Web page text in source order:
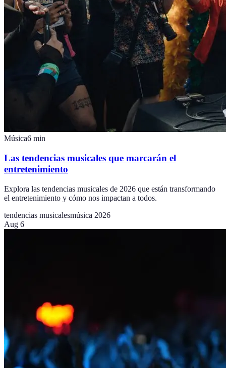
Música6 min
Las tendencias musicales que marcarán el
entretenimiento
Explora las tendencias musicales de 2026 que están transformando
el entretenimiento y cómo nos impactan a todos.
tendencias musicalesmúsica 2026
Aug 6